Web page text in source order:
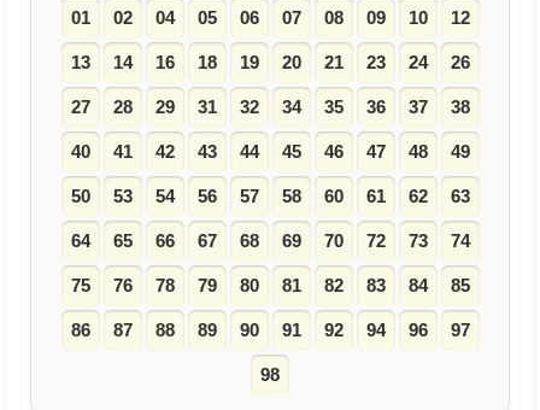
01 02 04 05 06 07 08 09 10 12
13 14 16 18 19 20 21 23 24 26
27 28 29 31 32 34 35 36 37 38
40 41 42 43 44 45 46 47 48 49
50 53 54 56 57 58 60 61 62 63
64 65 66 67 68 69 70 72 73 74
75 76 78 79 80 81 82 83 84 85
86 87 88 89 90 91 92 94 96 97
98